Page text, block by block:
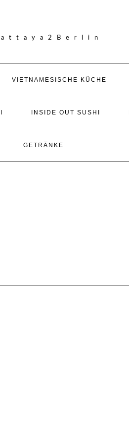
VIETNAMESISCHE KÜCHE
INSIDE OUT SUSHI
GETRÄNKE